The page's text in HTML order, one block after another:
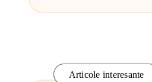
Articole interesante